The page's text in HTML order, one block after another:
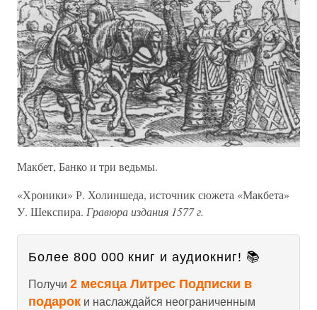
Макбет, Банко и три ведьмы.
«Хроники» Р. Холиншеда, источник сюжета «Макбета»
У. Шекспира. Гравюра издания 1577 г.
Более 800 000 книг и аудиокниг! 📚
Получи 2 месяца Литрес Подписки в
подарок и наслаждайся неограниченным